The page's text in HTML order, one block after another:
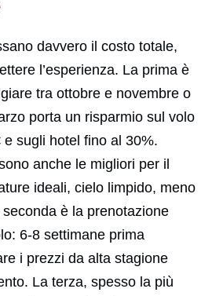
davvero il costo totale,
l’esperienza. La prima è
tra ottobre e novembre o
porta un risparmio sul volo
sugli hotel fino al 30%.
anche le migliori per il
ideali, cielo limpido, meno
è la prenotazione
6-8 settimane prima
i prezzi da alta stagione
La terza, spesso la più